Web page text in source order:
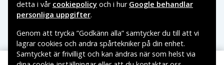
detta i vår cookiepolicy och i hur Google behandlar
personliga uppgifter.
Genom att trycka ”Godkänn alla” samtycker du till att vi
lagrar cookies och andra spårtekniker på din enhet.
Samtycket är frivilligt och kan ändras när som helst via